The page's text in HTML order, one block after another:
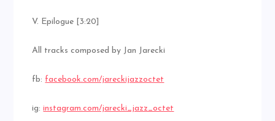
V. Epilogue [3:20]
All tracks composed by Jan Jarecki
fb: facebook.com/jareckijazzoctet
ig:instagram.com/jarecki_jazz_octet